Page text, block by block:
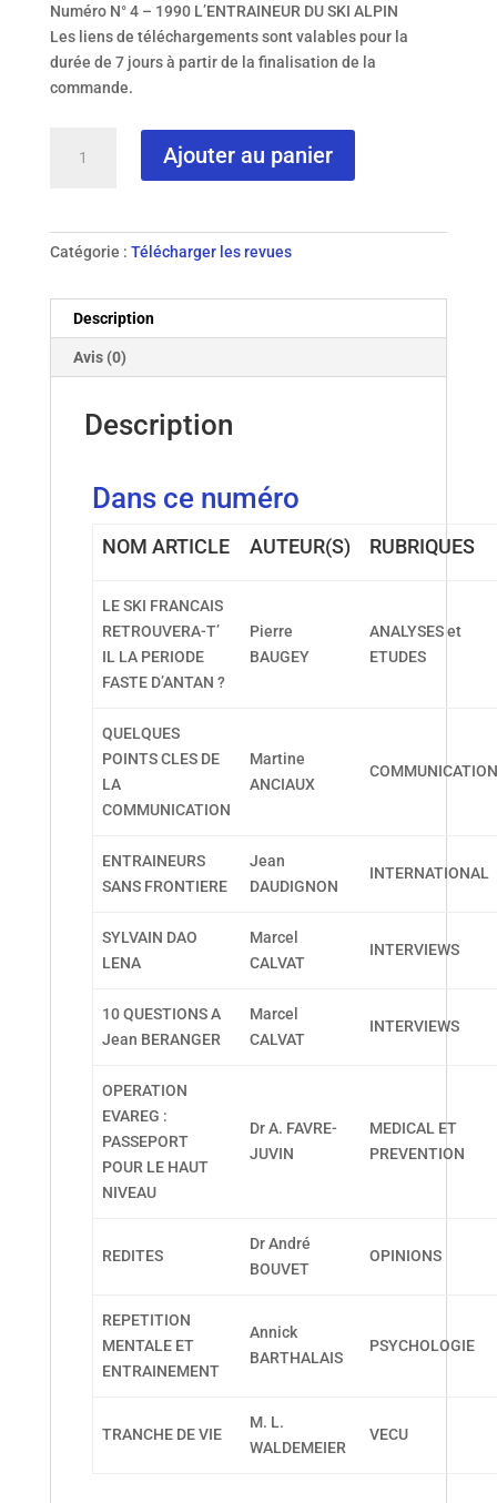
Numéro N° 4 – 1990 L’ENTRAINEUR DU SKI ALPIN
Les liens de téléchargements sont valables pour la
durée de 7 jours à partir de la finalisation de la
commande.
Ajouter au panier
Catégorie : Télécharger les revues
Description
Avis (0)
Description
Dans ce numéro
NOM ARTICLE AUTEUR(S) RUBRIQUES
LE SKI FRANCAIS
RETROUVERA-T’
IL LA PERIODE
FASTE D’ANTAN ?
Pierre
BAUGEY
ANALYSES et
ETUDES
QUELQUES
POINTS CLES DE
LA
COMMUNICATION
Martine
ANCIAUX
ENTRAINEURS
SANS FRONTIERE
Jean
DAUDIGNON
INTERNATIONAL
SYLVAIN DAO
LENA
Marcel
CALVAT
INTERVIEWS
10 QUESTIONS A
Jean BERANGER
Marcel
CALVAT
INTERVIEWS
OPERATION
EVAREG :
PASSEPORT
POUR LE HAUT
NIVEAU
Dr A. FAVRE-
JUVIN
MEDICAL ET
PREVENTION
REDITES
Dr André
BOUVET
OPINIONS
REPETITION
MENTALE ET
ENTRAINEMENT
Annick
BARTHALAIS
PSYCHOLOGIE
TRANCHE DE VIE
M. L.
WALDEMEIER
VECU